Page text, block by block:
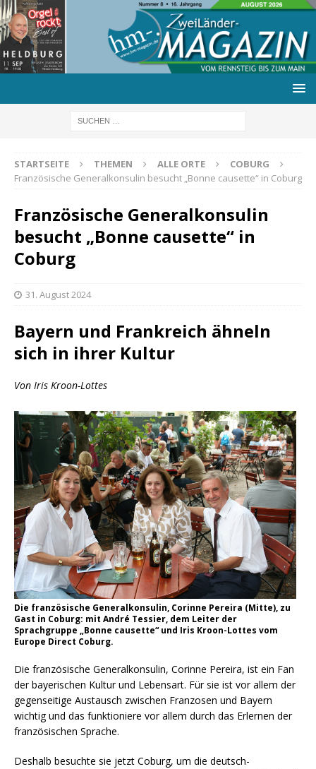
STARTSEITE THEMEN ALLE ORTE
COBURG
Französische Generalkonsulin besucht „Bonne causette“ in Coburg
Französische Generalkonsulin
besucht „Bonne causette“ in
Coburg
31. August 2024
Bayern und Frankreich ähneln
sich in ihrer Kultur
Von Iris Kroon-Lottes
Die französische Generalkonsulin, Corinne Pereira (Mitte), zu
Gast in Coburg: mit André Tessier, dem Leiter der
Sprachgruppe „Bonne causette“ und Iris Kroon-Lottes vom
Europe Direct Coburg.
Die französische Generalkonsulin, Corinne Pereira, ist ein Fan
der bayerischen Kultur und Lebensart. Für sie ist vor allem der
gegenseitige Austausch zwischen Franzosen und Bayern
wichtig und das funktioniere vor allem durch das Erlernen der
französischen Sprache.
Deshalb besuchte sie jetzt Coburg, um die deutsch-